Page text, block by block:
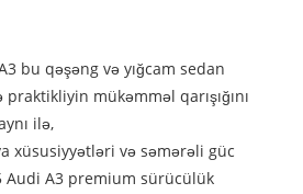
bu qəşəng və yığcam sedan
mükəmməl qarışığını
ilə,
xüsusiyyətləri və səmərəli güc
Audi A3 premium sürücülük